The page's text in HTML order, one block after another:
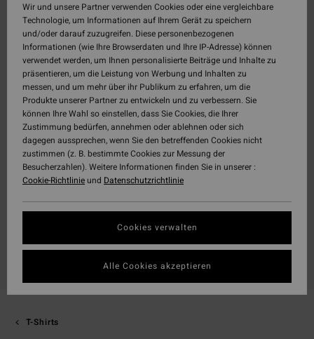
T-Shirts
Wir und unsere Partner verwenden Cookies oder eine vergleichbare
Technologie, um Informationen auf Ihrem Gerät zu speichern
und/oder darauf zuzugreifen. Diese personenbezogenen
Informationen (wie Ihre Browserdaten und Ihre IP-Adresse) können
verwendet werden, um Ihnen personalisierte Beiträge und Inhalte zu
präsentieren, um die Leistung von Werbung und Inhalten zu
messen, und um mehr über ihr Publikum zu erfahren, um die
Produkte unserer Partner zu entwickeln und zu verbessern. Sie
können Ihre Wahl so einstellen, dass Sie Cookies, die Ihrer
Zustimmung bedürfen, annehmen oder ablehnen oder sich
dagegen aussprechen, wenn Sie den betreffenden Cookies nicht
zustimmen (z. B. bestimmte Cookies zur Messung der
Besucherzahlen). Weitere Informationen finden Sie in unserer :
Cookie-Richtlinieund Datenschutzrichtlinie
Cookies verwalten
Alle Cookies akzeptieren